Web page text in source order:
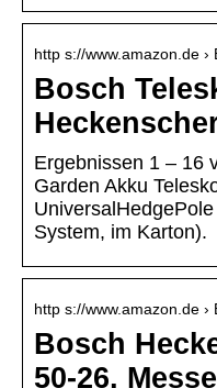
http s://www.amazon.de
Bosch
Ergebnissen 1 – 16
Garden Akku
System, im Karton).
http s://www.amazon.de
Bosch
50-26,